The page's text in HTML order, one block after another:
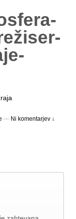
— Ni komentarjev ↓